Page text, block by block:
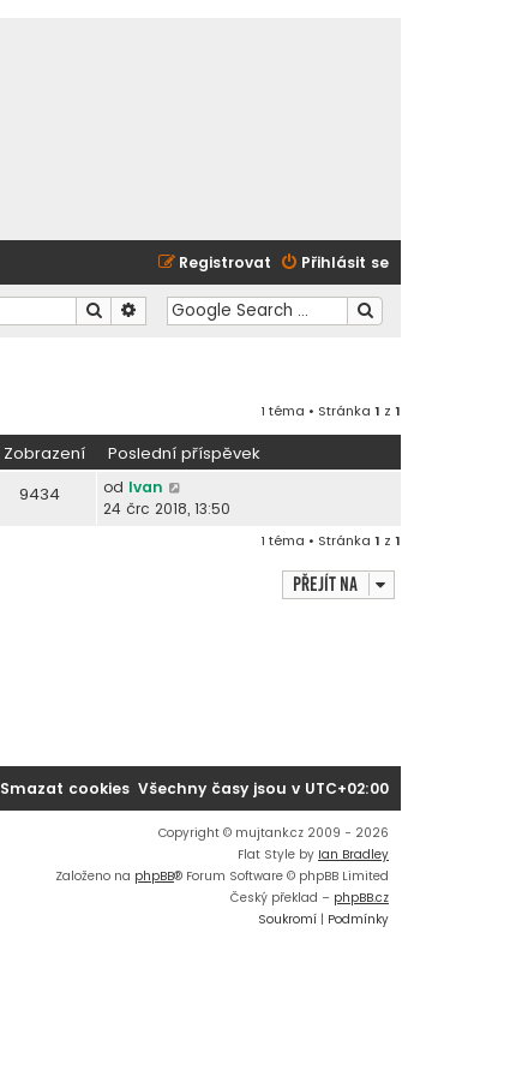
Přihlásit se
Registrovat
Hledat Pokročilé hledání
1 téma • Stránka 1 z 1
Zobrazení Poslední příspěvek
9434 od Ivan
24 črc 2018, 13:50
1 téma • Stránka 1 z 1
Přejít na
Všechny časy jsou v UTC+02:00
Smazat cookies
Copyright © mujtank.cz 2009 - 2026
Flat Style by Ian Bradley
Založeno na phpBB® Forum Software © phpBB Limited
Český překlad – phpBB.cz
Soukromí | Podmínky